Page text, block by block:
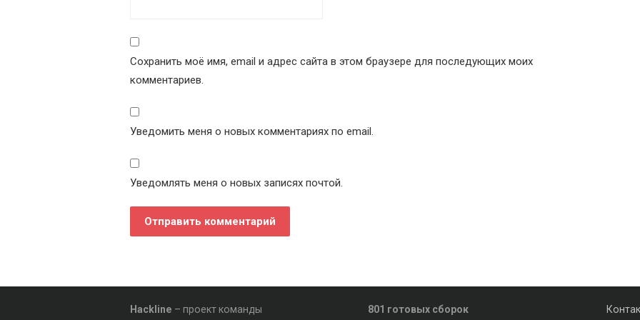
Сохранить моё имя, email и адрес сайта в этом браузере для последующих моих
комментариев.
Уведомить меня о новых комментариях по email.
Уведомлять меня о новых записях почтой.
Hackline – проект команды 801 готовых сборок